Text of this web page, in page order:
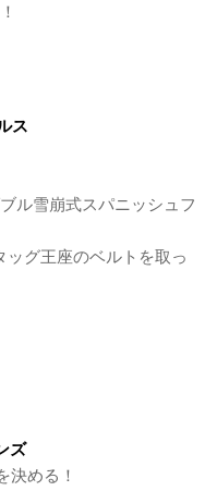
ス
ル雪崩式スパニッシュフ
グ王座のベルトを取っ
ズ
決める！